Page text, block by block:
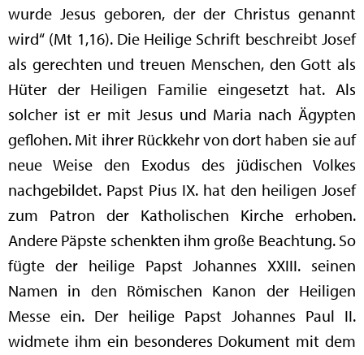
wurde Jesus geboren, der der Christus genannt
wird“ (Mt 1,16). Die Heilige Schrift beschreibt Josef
als gerechten und treuen Menschen, den Gott als
Hüter der Heiligen Familie eingesetzt hat. Als
solcher ist er mit Jesus und Maria nach Ägypten
geflohen. Mit ihrer Rückkehr von dort haben sie auf
neue Weise den Exodus des jüdischen Volkes
nachgebildet. Papst Pius IX. hat den heiligen Josef
zum Patron der Katholischen Kirche erhoben.
Andere Päpste schenkten ihm große Beachtung. So
fügte der heilige Papst Johannes XXIII. seinen
Namen in den Römischen Kanon der Heiligen
Messe ein. Der heilige Papst Johannes Paul II.
widmete ihm ein besonderes Dokument mit dem